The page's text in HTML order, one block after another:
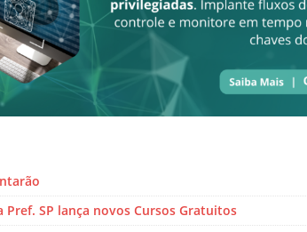
Pref. SP lança novos Cursos Gratuitos